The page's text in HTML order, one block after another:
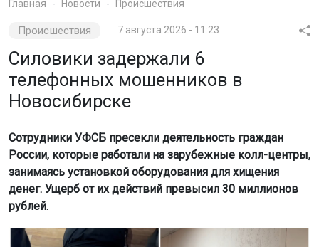
Главная Новости Происшествия
Происшествия 7 августа 2026 - 11:23
Силовики задержали 6
телефонных мошенников в
Новосибирске
Сотрудники УФСБ пресекли деятельность граждан
России, которые работали на зарубежные колл-центры,
занимаясь установкой оборудования для хищения
денег. Ущерб от их действий превысил 30 миллионов
рублей.